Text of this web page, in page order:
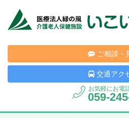
ご相談・
交通アク
お気軽にお電
059-